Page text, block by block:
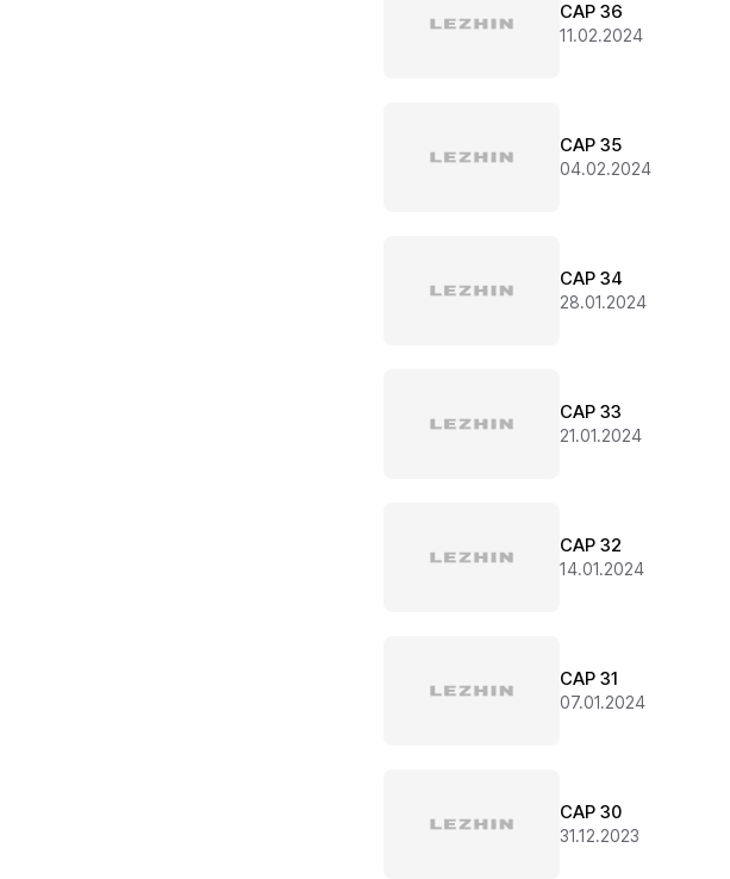
CAP 36
11.02.2024
CAP 35
04.02.2024
CAP 34
28.01.2024
CAP 33
21.01.2024
CAP 32
14.01.2024
CAP 31
07.01.2024
CAP 30
31.12.2023